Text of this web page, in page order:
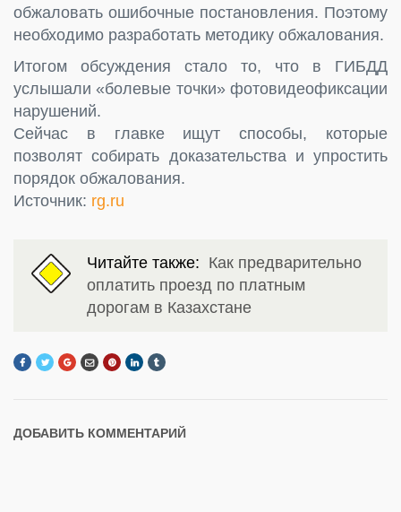
обжаловать ошибочные постановления. Поэтому
необходимо разработать методику обжалования.
Итогом обсуждения стало то, что в ГИБДД
услышали «болевые точки» фотовидеофиксации
нарушений.
Сейчас в главке ищут способы, которые
позволят собирать доказательства и упростить
порядок обжалования.
Источник: rg.ru
Читайте также: Как предварительно
оплатить проезд по платным
дорогам в Казахстане
ДОБАВИТЬ КОММЕНТАРИЙ